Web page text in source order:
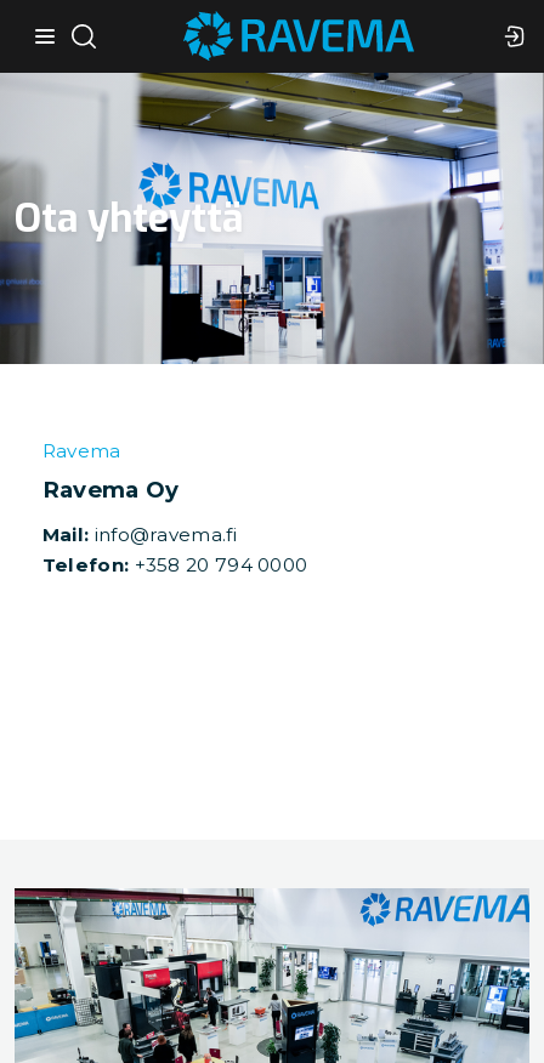
Ota yhteyttä
Ravema
Ravema Oy
Mail: info@ravema.fi
Telefon: +358 20 794 0000